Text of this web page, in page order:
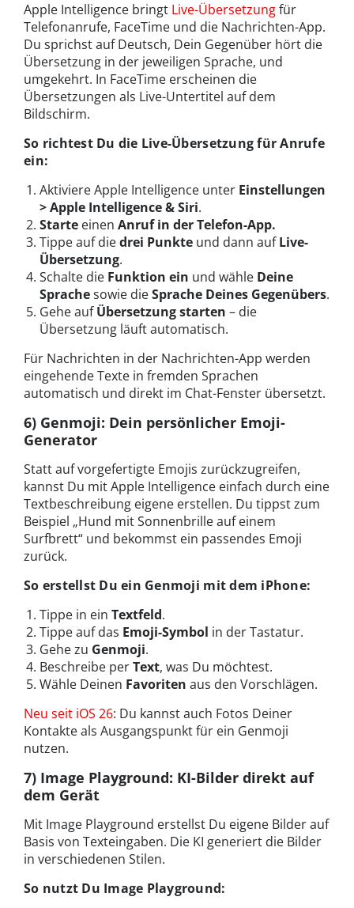
Apple Intelligence bringt Live-Übersetzungfür
Telefonanrufe, FaceTime und die Nachrichten-App.
Du sprichst auf Deutsch, Dein Gegenüber hört die
Übersetzung in der jeweiligen Sprache, und
umgekehrt. In FaceTime erscheinen die
Übersetzungen als Live-Untertitel auf dem
Bildschirm.
So richtest Du die Live-Übersetzung für Anrufe
ein:
Aktiviere Apple Intelligence unter Einstellungen
> Apple Intelligence & Siri.
Starte einen Anruf in der Telefon-App.
Tippe auf diedrei Punkte und dann aufLive-
Übersetzung.
Schalte die Funktion ein und wähle Deine
Sprachesowie dieSprache Deines Gegenübers.
Gehe aufÜbersetzung starten – die
Übersetzung läuft automatisch.
Für Nachrichten in der Nachrichten-App werden
eingehende Texte in fremden Sprachen
automatisch und direkt im Chat-Fenster übersetzt.
6) Genmoji: Dein persönlicher Emoji-
Generator
Statt auf vorgefertigte Emojis zurückzugreifen,
kannst Du mit Apple Intelligence einfach durch eine
Textbeschreibung eigene erstellen. Du tippst zum
Beispiel „Hund mit Sonnenbrille auf einem
Surfbrett“ und bekommst ein passendes Emoji
zurück.
So erstellst Du ein Genmoji mit dem iPhone:
Tippe in ein Textfeld.
Tippe auf das Emoji-Symbol in der Tastatur.
Gehe zu Genmoji.
Beschreibe perText, was Du möchtest.
Wähle Deinen Favoriten aus den Vorschlägen.
Neu seit iOS 26: Du kannst auch Fotos Deiner
Kontakte als Ausgangspunkt für ein Genmoji
nutzen.
7) Image Playground: KI-Bilder direkt auf
dem Gerät
Mit Image Playground erstellst Du eigene Bilder auf
Basis von Texteingaben. Die KI generiert die Bilder
in verschiedenen Stilen.
So nutzt Du Image Playground: